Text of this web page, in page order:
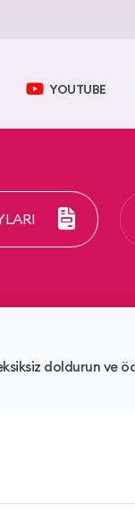
YOUTUBE
doldurun ve